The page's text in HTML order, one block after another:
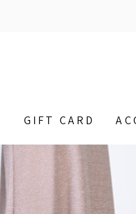
GIFT CARD